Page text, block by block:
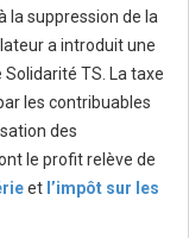
la suppression de la
a introduit une
TS. La taxe
les contribuables
des
le profit relève de
et l’impôt sur les